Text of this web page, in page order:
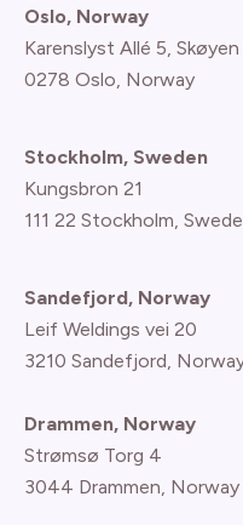
Oslo, Norway
Karenslyst Allé 5, Skøyen
0278 Oslo, Norway
Stockholm, Sweden
Kungsbron 21
111 22 Stockholm,
Sandefjord, Norway
Leif Weldings vei 20
3210 Sandefjord,
Drammen, Norway
Strømsø Torg 4
3044 Drammen, Norway